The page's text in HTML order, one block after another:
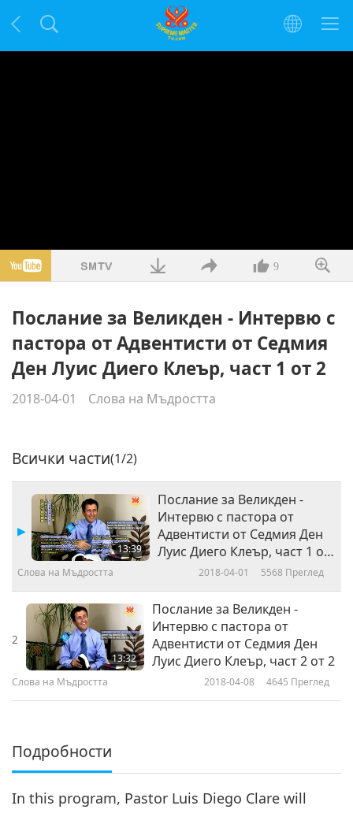
9
Послание за Великден - Интервю с
пастора от Адвентисти от Седмия
Ден Луис Диего Клеър, част 1 от 2
2018-04-01 Слова на Мъдростта
Всички части(1/2)
13:39
Послание за Великден -
Интервю с пастора от
Адвентисти от Седмия Ден
Луис Диего Клеър, част 1 от
Слова на Мъдростта 2018-04-01 5568 Преглед
2
13:32
Послание за Великден -
Интервю с пастора от
Адвентисти от Седмия Ден
Луис Диего Клеър, част 2 от 2
Слова на Мъдростта 2018-04-08 4645 Преглед
Подробности
In this program, Pastor Luis Diego Clare will